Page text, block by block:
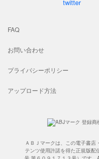
FAQ
お問い合わせ
プライバシーポリシー
アップロード方法
ＡＢＪマークは、この電子書
テンツ使用許諾を得た正規版配